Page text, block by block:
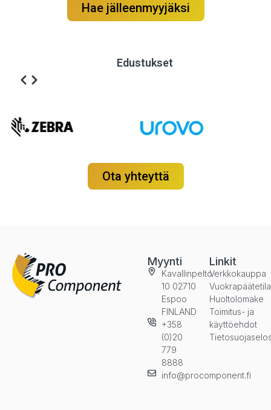
Hae jälleenmyyjäksi
Edustukset
Ota yhteyttä
Myynti
Kavallinpelto
10 02710
Espoo
FINLAND
+358
(0)20
779
8888
info@procomponent.fi
Linkit
Verkkokauppa
Huoltolomake
Toimitus- ja
käyttöehdot